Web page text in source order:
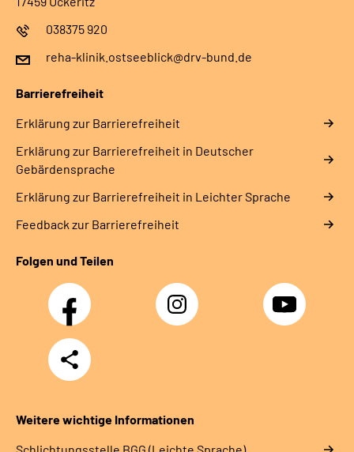
038375 920
reha-klinik.ostseeblick@drv-bund.de
Barrierefreiheit
Erklärung zur Barrierefreiheit
Erklärung zur Barrierefreiheit in Deutscher
Gebärdensprache
Erklärung zur Barrierefreiheit in Leichter Sprache
Feedback zur Barrierefreiheit
Folgen und Teilen
Facebook Instagram YouTube
Teilen
Weitere wichtige Informationen